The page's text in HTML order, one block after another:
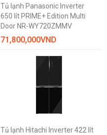
Tủ lạnh Panasonic Inverter
650 lít PRIME+ Edition Multi
Door NR-WY720ZMMV
71,800,000VND
Tủ lạnh Hitachi Inverter 422 lít